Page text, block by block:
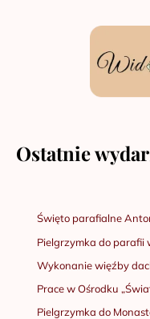
Ostatnie
Święto parafialne
Pielgrzymka do parafii
Wykonanie więźby
Prace w Ośrodku
Pielgrzymka do